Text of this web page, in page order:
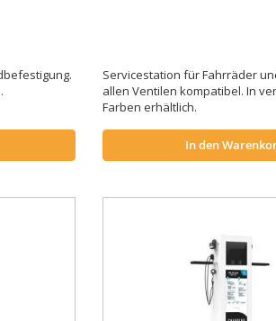
Servicestation für Fahrräder
allen Ventilen kompatibel. In
Farben erhältlich.
In den